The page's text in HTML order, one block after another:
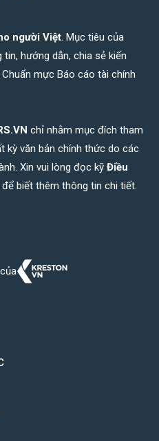
người Việt. Mục tiêu của
hướng dẫn, chia sẻ kiến
mực Báo cáo tài chính
chỉ nhằm mục đích tham
kỳ văn bản chính thức do các
Xin vui lòng đọc kỹ Điều
biết thêm thông tin chi tiết.